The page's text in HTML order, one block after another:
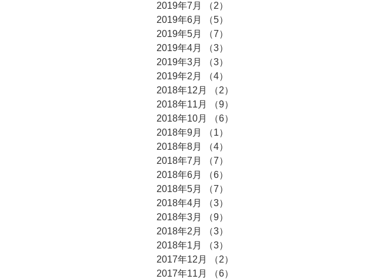
2019年7月
（2）
2019年6月
（5）
2019年5月
（7）
2019年4月
（3）
2019年3月
（3）
2019年2月
（4）
2018年12月
（2）
2018年11月
（9）
2018年10月
（6）
2018年9月
（1）
2018年8月
（4）
2018年7月
（7）
2018年6月
（6）
2018年5月
（7）
2018年4月
（3）
2018年3月
（9）
2018年2月
（3）
2018年1月
（3）
2017年12月
（2）
2017年11月
（6）